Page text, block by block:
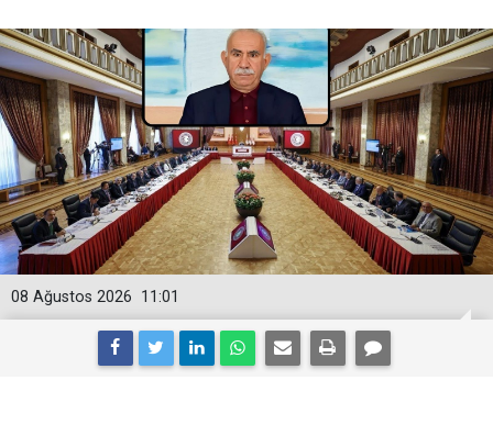
11:01
08 Ağustos 2026